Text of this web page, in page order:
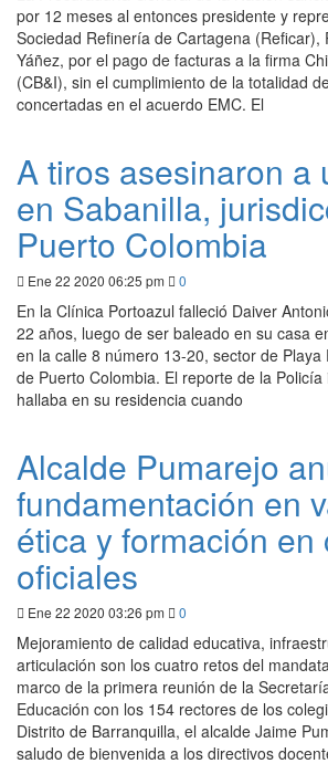
por 12 meses al entonces presidente y
Sociedad Refinería de Cartagena (Reficar),
Yáñez, por el pago de facturas a la firma
(CB&I), sin el cumplimiento de la totalidad
concertadas en el acuerdo EMC. El
A tiros asesinaron a
en Sabanilla,
Puerto Colombia
Ene 22 2020 06:25 pm 0
En la Clínica Portoazul falleció Daiver
22 años, luego de ser baleado en su casa
en la calle 8 número 13-20, sector de Playa
de Puerto Colombia. El reporte de la
hallaba en su residencia cuando
Alcalde Pumarejo
fundamentación en
ética y formación en
oficiales
Ene 22 2020 03:26 pm 0
Mejoramiento de calidad educativa,
articulación son los cuatro retos del
marco de la primera reunión de la
Educación con los 154 rectores de los
Distrito de Barranquilla, el alcalde Jaime
saludo de bienvenida a los directivos